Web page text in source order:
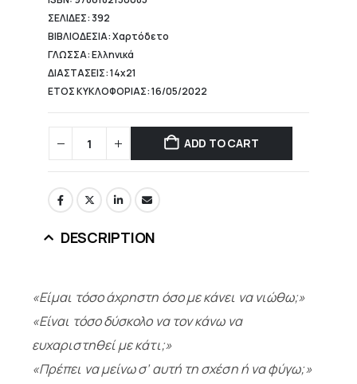
ΣΕΛΙΔΕΣ: 392
ΒΙΒΛΙΟΔΕΣΙΑ: Χαρτόδετο
ΓΛΩΣΣΑ: Ελληνικά
ΔΙΑΣΤΑΣΕΙΣ: 14x21
ΕΤΟΣ ΚΥΚΛΟΦΟΡΙΑΣ: 16/05/2022
ADD TO CART
DESCRIPTION
«Είμαι τόσο άχρηστη όσο με κάνει να νιώθω;»
«Είναι τόσο δύσκολο να τον κάνω να
ευχαριστηθεί με κάτι;»
«Πρέπει να μείνω σ’ αυτή τη σχέση ή να φύγω;»